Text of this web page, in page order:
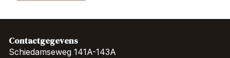
Contactgegevens
Schiedamseweg 141A-143A